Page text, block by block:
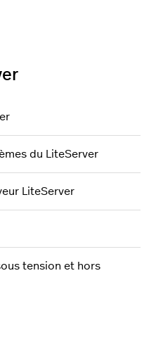
du LiteServer
LiteServer
tension et hors